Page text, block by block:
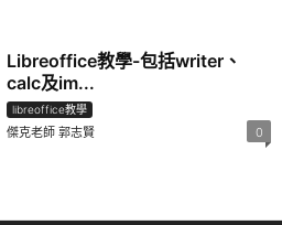
Libreoffice教學-包括writer、
calc及im...
libreoffice教學
傑克老師 郭志賢 0